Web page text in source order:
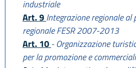
industriale
Art. 9Integrazione regionale
regionale FESR 2007-2013
Art. 10 - Organizzazione
per la promozione e